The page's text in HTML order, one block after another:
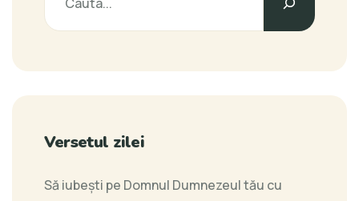
Versetul zilei
Să iubeşti pe Domnul Dumnezeul tău cu